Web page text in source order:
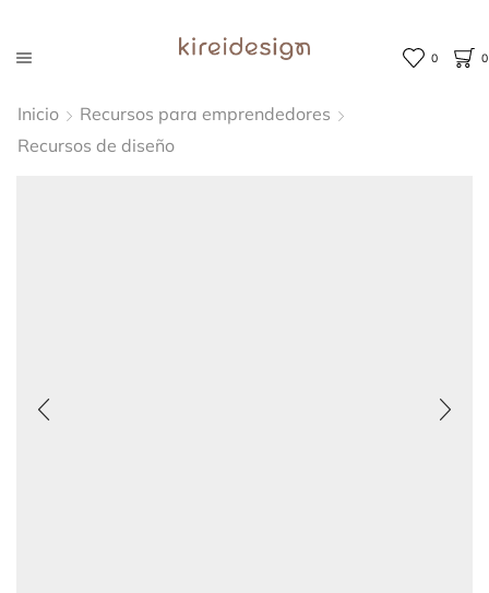
0 0
Inicio
Recursos para emprendedores
Recursos de diseño